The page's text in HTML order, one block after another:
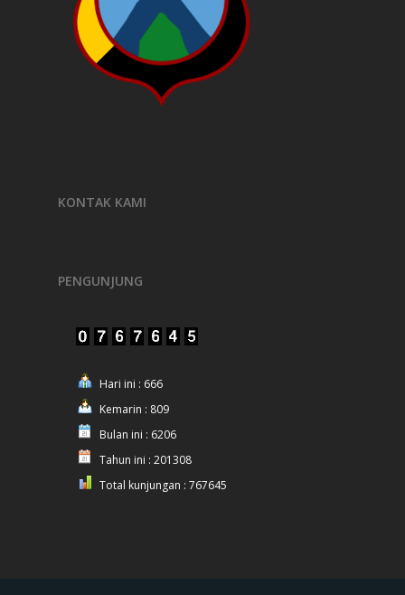
KONTAK KAMI
PENGUNJUNG
Hari ini : 666
Kemarin : 809
Bulan ini : 6206
Tahun ini : 201308
Total kunjungan : 767645